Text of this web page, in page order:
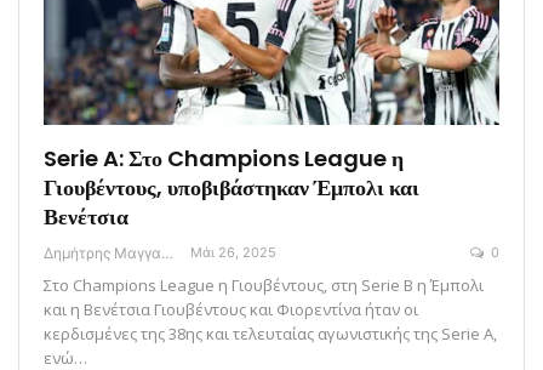
Serie A: Στο Champions League η
Γιουβέντους, υποβιβάστηκαν Έμπολι και
Βενέτσια
Δημήτρης Μαγγανάρης Μάι 26, 2025 0
Στο Champions League η Γιουβέντους, στη Serie B η Έμπολι
και η Βενέτσια Γιουβέντους και Φιορεντίνα ήταν οι
κερδισμένες της 38ης και τελευταίας αγωνιστικής της Serie A,
ενώ…